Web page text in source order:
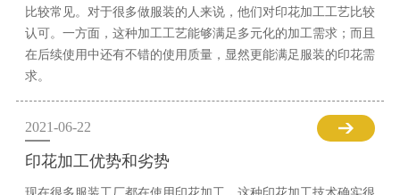
比较常见。对于很多做服装的人来说，他们对印花加工工艺比较
认可。一方面，这种加工工艺能够满足多元化的加工需求；而且
在后续使用中还有不错的使用质量，显然更能满足服装的印花需
求。
2021-06-22
印花加工优势和劣势